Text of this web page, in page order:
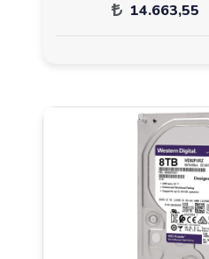
14.663,55